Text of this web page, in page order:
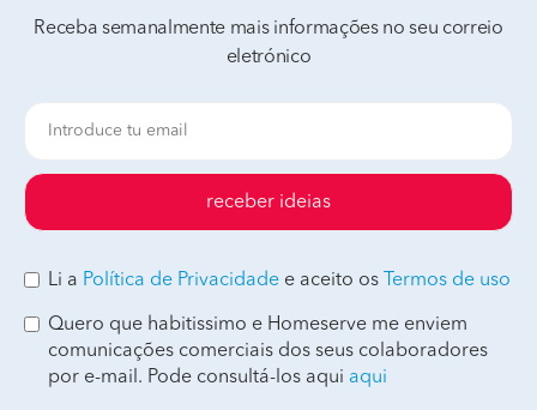
Receba semanalmente mais informações no seu correio
eletrónico
receber ideias
Li a Política de Privacidade e aceito os Termos de uso
Quero que habitissimo e Homeserve me enviem
comunicações comerciais dos seus colaboradores
por e-mail. Pode consultá-los aqui aqui